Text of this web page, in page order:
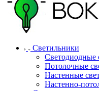
Светильники
Светодиодные
Потолочные
Настенные
Настенно-